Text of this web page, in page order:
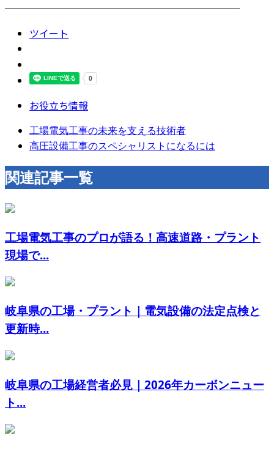
────────────────────────
ツイート
お役立ち情報
工場電気工事の未来を支える技術者
高圧設備工事のスペシャリストになるには
関連記事一覧
工場電気工事のプロが語る！高速道路・プラント
現場で...
岐阜県の工場・プラント｜電気設備の法定点検と
更新時...
岐阜県の工場経営者必見｜2026年カーボンニュー
ト...